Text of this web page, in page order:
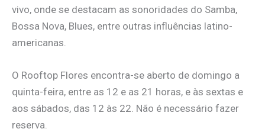
vivo, onde se destacam as sonoridades do Samba,
Bossa Nova, Blues, entre outras influências latino-
americanas.
O Rooftop Flores encontra-se aberto de domingo a
quinta-feira, entre as 12 e as 21 horas, e às sextas e
aos sábados, das 12 às 22. Não é necessário fazer
reserva.